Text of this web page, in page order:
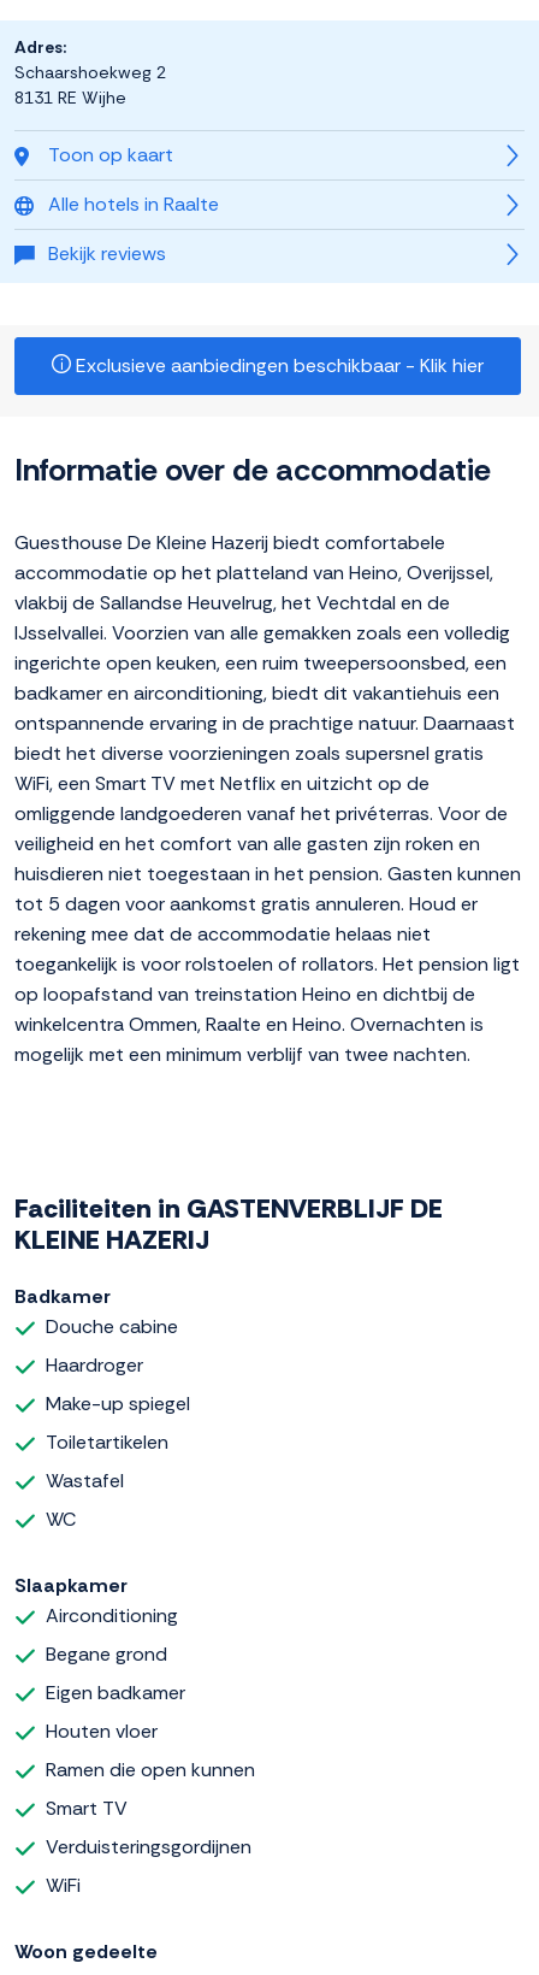
Toon op kaart
Alle hotels in Raalte
Bekijk reviews
Adres:
Schaarshoekweg 2
8131 RE Wijhe
Exclusieve aanbiedingen beschikbaar - Klik hier
Informatie over de accommodatie
Guesthouse De Kleine Hazerij biedt comfortabele
accommodatie op het platteland van Heino, Overijssel,
vlakbij de Sallandse Heuvelrug, het Vechtdal en de
IJsselvallei. Voorzien van alle gemakken zoals een volledig
ingerichte open keuken, een ruim tweepersoonsbed, een
badkamer en airconditioning, biedt dit vakantiehuis een
ontspannende ervaring in de prachtige natuur. Daarnaast
biedt het diverse voorzieningen zoals supersnel gratis
WiFi, een Smart TV met Netflix en uitzicht op de
omliggende landgoederen vanaf het privéterras. Voor de
veiligheid en het comfort van alle gasten zijn roken en
huisdieren niet toegestaan in het pension. Gasten kunnen
tot 5 dagen voor aankomst gratis annuleren. Houd er
rekening mee dat de accommodatie helaas niet
toegankelijk is voor rolstoelen of rollators. Het pension ligt
op loopafstand van treinstation Heino en dichtbij de
winkelcentra Ommen, Raalte en Heino. Overnachten is
mogelijk met een minimum verblijf van twee nachten.
Faciliteiten in GASTENVERBLIJF DE
KLEINE HAZERIJ
Badkamer
Douche cabine
Haardroger
Make-up spiegel
Toiletartikelen
Wastafel
WC
Slaapkamer
Airconditioning
Begane grond
Eigen badkamer
Houten vloer
Ramen die open kunnen
Smart TV
Verduisteringsgordijnen
WiFi
Woon gedeelte